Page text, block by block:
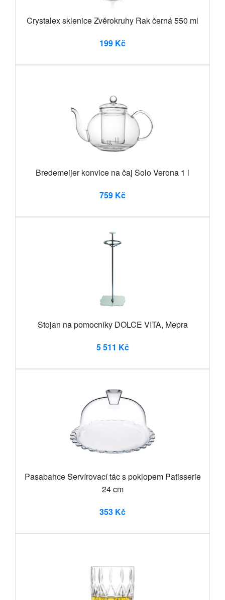
Crystalex sklenice Zvěrokruhy Rak černá 550 ml
199 Kč
Bredemeijer konvice na čaj Solo Verona 1 l
759 Kč
Stojan na pomocníky DOLCE VITA, Mepra
5 511 Kč
Pasabahce Servírovací tác s poklopem Patisserie
24 cm
353 Kč